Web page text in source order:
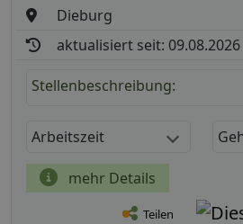
Dieburg
aktualisiert seit: 09.08.2026
Stellenbeschreibung:
Arbeitszeit
mehr Details
Teilen